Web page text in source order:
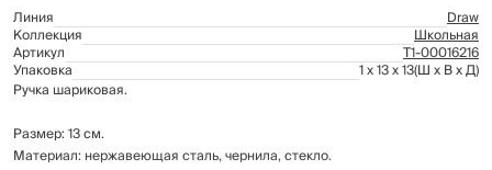
Линия
Draw
Коллекция Школьная
Артикул Т1-00016216
Упаковка 1 x 13 x 13(Ш x В x Д)
Ручка шариковая.
Размер: 13 см.
Материал: нержавеющая сталь, чернила, стекло.